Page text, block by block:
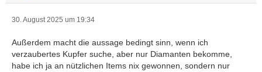
30. August 2025 um 19:34
Außerdem macht die aussage bedingt sinn, wenn ich
verzaubertes Kupfer suche, aber nur Diamanten bekomme,
habe ich ja an nützlichen Items nix gewonnen, sondern nur